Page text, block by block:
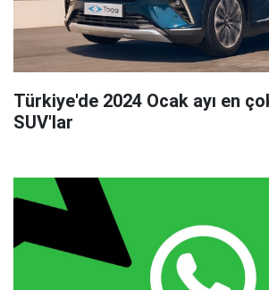
Türkiye'de 2024 Ocak ayı en
SUV'lar